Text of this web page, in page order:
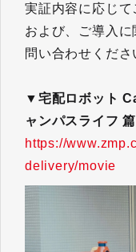
実証内容に応じ
および、ご導入
問い合わせくださ
▼宅配ロボット
ャンパスライフ 篇​​​​​​​
https://
delivery/movie